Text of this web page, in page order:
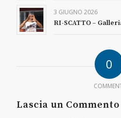
3 GIUGNO 2026
RI-SCATTO –
0
Lascia un Commento